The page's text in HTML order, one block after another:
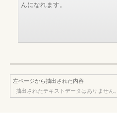
んになれます。
左ページから抽出された内容
抽出されたテキストデータはありません。